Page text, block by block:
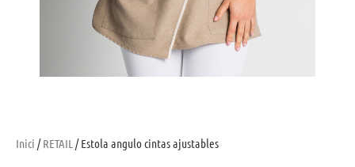
Inici /RETAIL / Estola angulo cintas ajustables